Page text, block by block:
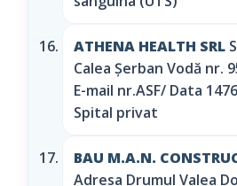
ATHENA HEALTH SRL
Calea Şerban Vodă nr.
E-mail nr.ASF/ Data
Spital privat
BAU M.A.N.
Adresa Drumul Valea